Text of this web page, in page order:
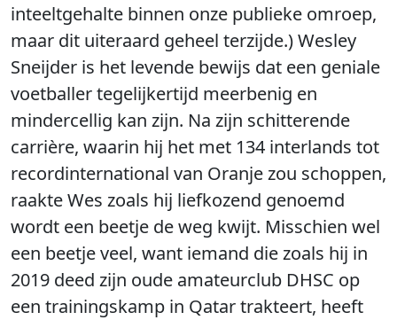
inteeltgehalte binnen onze publieke omroep,
maar dit uiteraard geheel terzijde.) Wesley
Sneijder is het levende bewijs dat een geniale
voetballer tegelijkertijd meerbenig en
mindercellig kan zijn. Na zijn schitterende
carrière, waarin hij het met 134 interlands tot
recordinternational van Oranje zou schoppen,
raakte Wes zoals hij liefkozend genoemd
wordt een beetje de weg kwijt. Misschien wel
een beetje veel, want iemand die zoals hij in
2019 deed zijn oude amateurclub DHSC op
een trainingskamp in Qatar trakteert, heeft